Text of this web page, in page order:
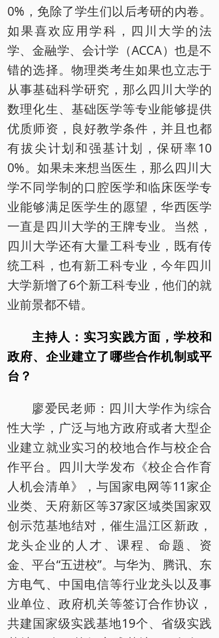
0%，免除了学生们以后考研的内卷。
如果喜欢应用学科，四川大学的法
学、金融学、会计学（ACCA）也是不
错的选择。物理类考生如果也立志于
从事基础科学研究，那么四川大学的
数理化生、基础医学等专业能够提供
优质师资，良好教学条件，并且也都
有拔尖计划和强基计划，保研率10
0%。如果未来想当医生，那么四川大
学不同学制的口腔医学和临床医学专
业能够满足医学生的愿望，华西医学
一直是四川大学的王牌专业。当然，
四川大学还有大量工科专业，既有传
统工科，也有新工科专业，今年四川
大学新增了6个新工科专业，他们的就
业前景都不错。
主持人：实习实践方面，学校和
政府、企业建立了哪些合作机制或平
台？
廖爱民老师：四川大学作为综合
性大学，广泛与地方政府或者大型企
业建立就业实习的校地合作与校企合
作平台。四川大学发布《校企合作育
人机会清单》，与国家电网等11家企
业类、天府新区等37家区域类国家双
创示范基地结对，催生温江区新政，
龙头企业的人才、课程、命题、资
金、平台“五进校”。与华为、腾讯、东
方电气、中国电信等行业龙头以及事
业单位、政府机关等签订合作协议，
共建国家级实践基地19个、省级实践